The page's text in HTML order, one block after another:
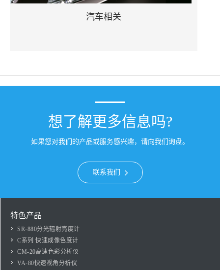
汽车相关
想了解更多信息吗?
如果您对我们的产品或服务感兴趣，请向我们询盘。
联系我们
特色产品
SR-880分光辐射亮度计
C系列 快速成像色度计
CM-20高速色彩分析仪
VA-80快速视角分析仪